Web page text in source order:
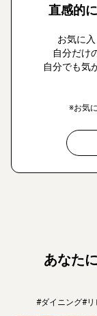
直感的
お気に
自分だけ
自分でも気
※お気
あなた
#ダイニング#リ